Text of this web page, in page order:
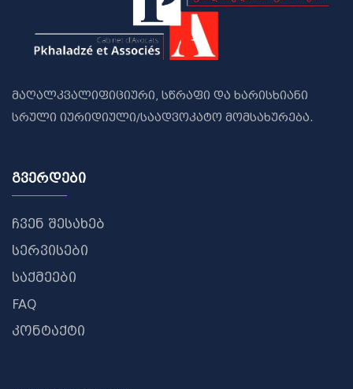
მაღალკვალიფიციური, სწრაფი და ხარისხიანი
სრული იურიდიული/საადვოკატო მომსახურება.
გვერდები
ჩვენ შესახებ
სერვისები
საქმეები
FAQ
კონტაქტი